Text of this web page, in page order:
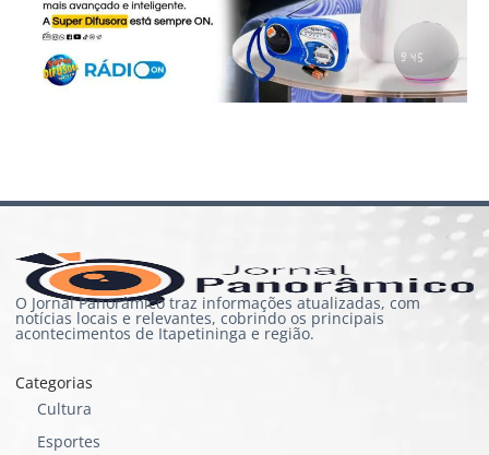
O Jornal Panorâmico traz informações atualizadas, com
notícias locais e relevantes, cobrindo os principais
acontecimentos de Itapetininga e região.
Categorias
Cultura
Esportes